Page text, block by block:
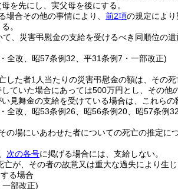
を先にし、実父母を後にする。
場合その他の事情により、 前2項の規定により
。
て、災害弔慰金の支給を受けるべき同順位の
全改、昭57条例32、平31条例7・一部改正)
した者1人当たりの災害弔慰金の額は、その
ていた場合にあっては500万円とし、その他
見舞金の支給を受けている場合は、これら
全改、昭53条例26、昭56条例20、昭57条例
の場にいあわせた者についての死亡の推定に
次の各号に掲げる場合には、支給しない。
亡が、その者の故意又は重大な過失により生
る場合
部改正)